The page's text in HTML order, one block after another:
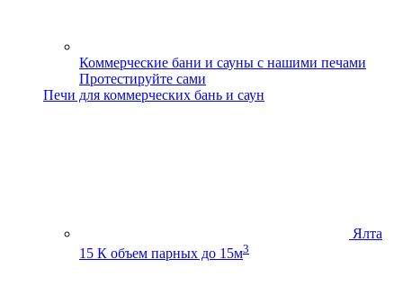
Коммерческие бани и сауны с нашими печами
Протестируйте сами
Печи для коммерческих бань и саун
Ялта
15 К объем парных до 15м3